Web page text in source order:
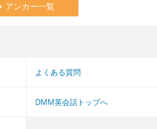
アンカー一覧
よくある質問
DMM英会話トップへ